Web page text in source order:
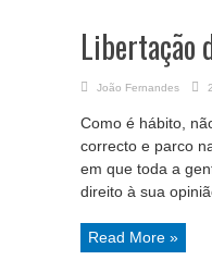
Libertação
João Fernandes
Como é hábito,
correcto e parco
em que toda a
direito à sua
Read More »